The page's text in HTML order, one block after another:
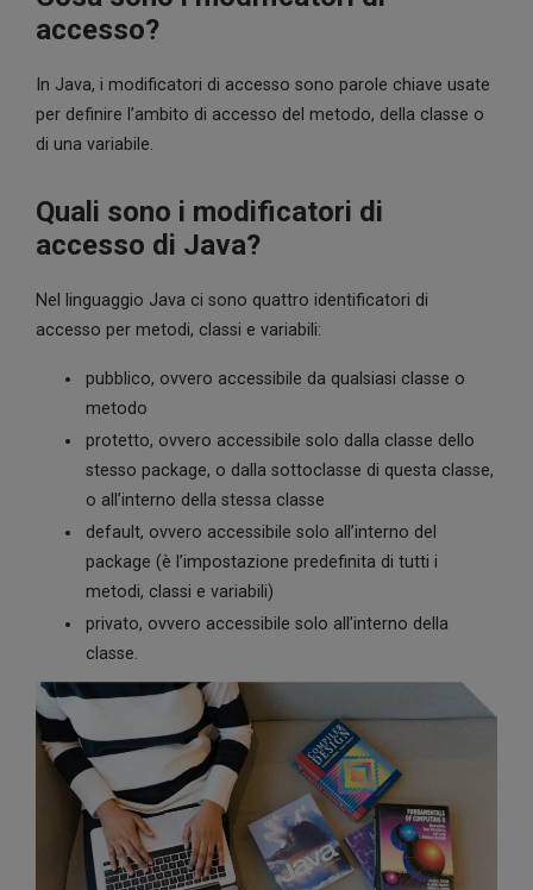
accesso?
In Java, i modificatori di accesso sono parole chiave usate
per definire l’ambito di accesso del metodo, della classe o
di una variabile.
Quali sono i modificatori di
accesso di Java?
Nel linguaggio Java ci sono quattro identificatori di
accesso per metodi, classi e variabili:
pubblico, ovvero accessibile da qualsiasi classe o
metodo
protetto, ovvero accessibile solo dalla classe dello
stesso package, o dalla sottoclasse di questa classe,
o all’interno della stessa classe
default, ovvero accessibile solo all’interno del
package (è l’impostazione predefinita di tutti i
metodi, classi e variabili)
privato, ovvero accessibile solo all’interno della
classe.